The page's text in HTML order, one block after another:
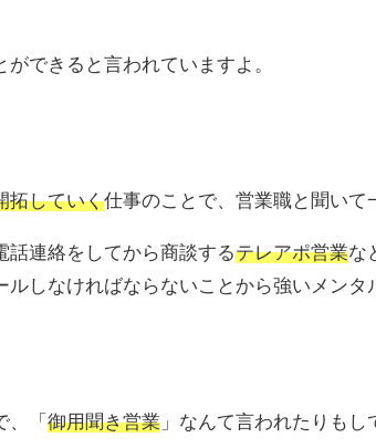
できると言われていますよ。
拓していく仕事のことで、営業職と聞いて
話連絡をしてから商談するテレアポ営業な
しなければならないことから強いメンタ
、「 御用聞き営業 」なんて言われたりもし